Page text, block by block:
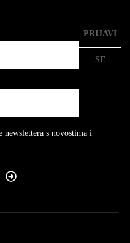
PRIJAVI
SE
s novostima i